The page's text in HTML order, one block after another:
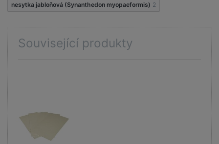
nesytka jabloňová (Synanthedon myopaeformis) 2
Související produkty